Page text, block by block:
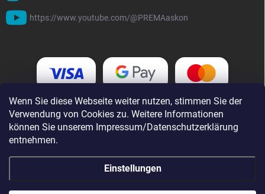
Wenn Sie diese Webseite weiter nutzen, stimmen Sie der
Verwendung von Cookies zu. Weitere Informationen
können Sie unserem Impressum/Datenschutzerklärung
entnehmen.
Einstellungen
https://www.youtube.com/@PREMAaskon